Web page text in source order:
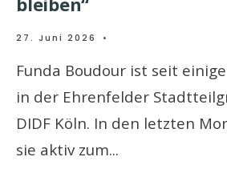
27. Juni 2026 •
Funda Boudour ist seit
in der Ehrenfelder
DIDF Köln. In den letzten
sie aktiv zum...